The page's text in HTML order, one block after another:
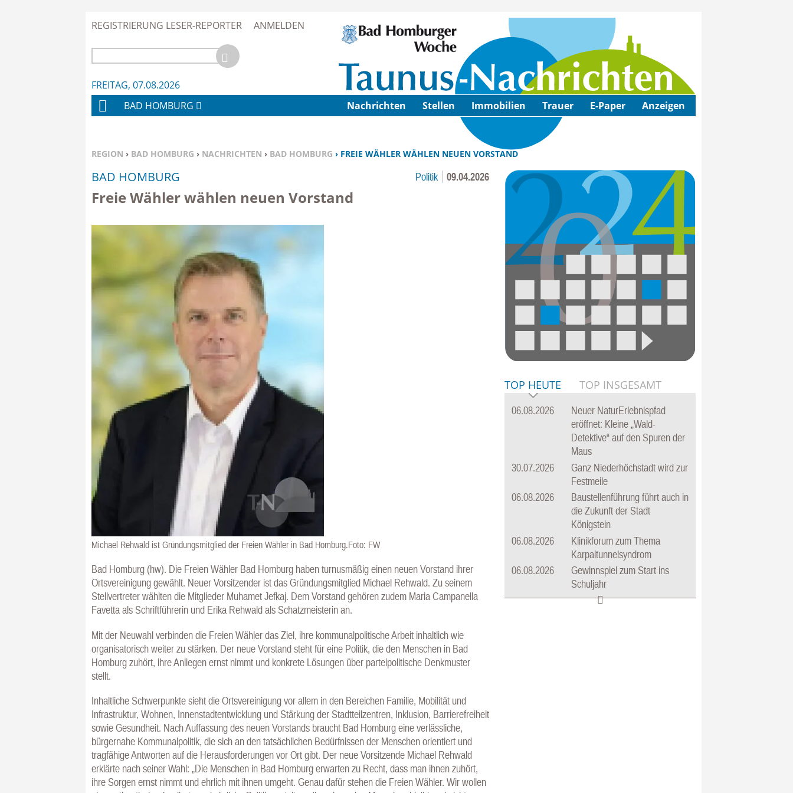
Zum Inhalt springen ↓
REGISTRIERUNG LESER-REPORTER ANMELDEN
FREITAG, 07.08.2026
SIE BEFINDEN SICH HIER:
REGION › BAD HOMBURG › NACHRICHTEN › BAD HOMBURG › FREIE WÄHLER WÄHLEN NEUEN VORSTAND
BAD HOMBURG Politik 09.04.2026
Freie Wähler wählen neuen Vorstand
Michael Rehwald ist Gründungsmitglied der Freien Wähler in Bad Homburg.Foto: FW
Bad Homburg (hw). Die Freien Wähler Bad Homburg haben turnusmäßig einen neuen Vorstand ihrer
Ortsvereinigung gewählt. Neuer Vorsitzender ist das Gründungsmitglied Michael Rehwald. Zu seinem
Stellvertreter wählten die Mitglieder Muhamet Jefkaj. Dem Vorstand gehören zudem Maria Campanella
Favetta als Schriftführerin und Erika Rehwald als Schatzmeisterin an.
Mit der Neuwahl verbinden die Freien Wähler das Ziel, ihre kommunalpolitische Arbeit inhaltlich wie
organisatorisch weiter zu stärken. Der neue Vorstand steht für eine Politik, die den Menschen in Bad
Homburg zuhört, ihre Anliegen ernst nimmt und konkrete Lösungen über parteipolitische Denkmuster
stellt.
Inhaltliche Schwerpunkte sieht die Ortsvereinigung vor allem in den Bereichen Familie, Mobilität und
Infrastruktur, Wohnen, Innenstadtentwicklung und Stärkung der Stadtteilzentren, Inklusion, Barrierefreiheit
sowie Gesundheit. Nach Auffassung des neuen Vorstands braucht Bad Homburg eine verlässliche,
bürgernahe Kommunalpolitik, die sich an den tatsächlichen Bedürfnissen der Menschen orientiert und
tragfähige Antworten auf die Herausforderungen vor Ort gibt. Der neue Vorsitzende Michael Rehwald
erklärte nach seiner Wahl: „Die Menschen in Bad Homburg erwarten zu Recht, dass man ihnen zuhört,
ihre Sorgen ernst nimmt und ehrlich mit ihnen umgeht. Genau dafür stehen die Freien Wähler. Wir wollen
TOP HEUTE TOP INSGESAMT
06.08.2026
Neuer NaturErlebnispfad
eröffnet: Kleine „Wald-
Detektive“ auf den Spuren der
Maus
30.07.2026
Ganz Niederhöchstadt wird zur
Festmeile
06.08.2026
Baustellenführung führt auch in
die Zukunft der Stadt
Königstein
06.08.2026
Klinikforum zum Thema
Karpaltunnelsyndrom
06.08.2026
Gewinnspiel zum Start ins
Schuljahr
H
M
E
BAD HOMBURG Nachrichten Stellen Immobilien Trauer E-Paper Anzeigen